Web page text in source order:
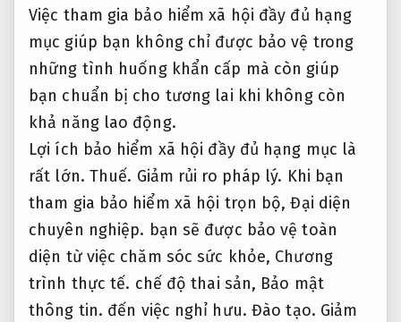
Việc tham gia bảo hiểm xã hội đầy đủ hạng
mục giúp bạn không chỉ được bảo vệ trong
những tình huống khẩn cấp mà còn giúp
bạn chuẩn bị cho tương lai khi không còn
khả năng lao động.
Lợi ích bảo hiểm xã hội đầy đủ hạng mục là
rất lớn. Thuế. Giảm rủi ro pháp lý. Khi bạn
tham gia bảo hiểm xã hội trọn bộ,Đại diện
chuyên nghiệp. bạn sẽ được bảo vệ toàn
diện từ việc chăm sóc sức khỏe, Chương
trình thực tế. chế độ thai sản, Bảo mật
thông tin. đến việc nghỉ hưu.Đào tạo. Giảm